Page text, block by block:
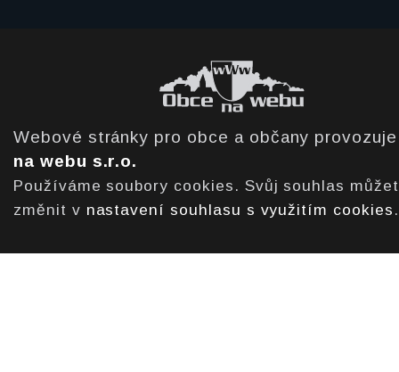
Webové stránky pro obce a občany
na webu s.r.o.
Používáme soubory cookies. Svůj souhlas
změnit v nastavení souhlasu s využitím cookies .